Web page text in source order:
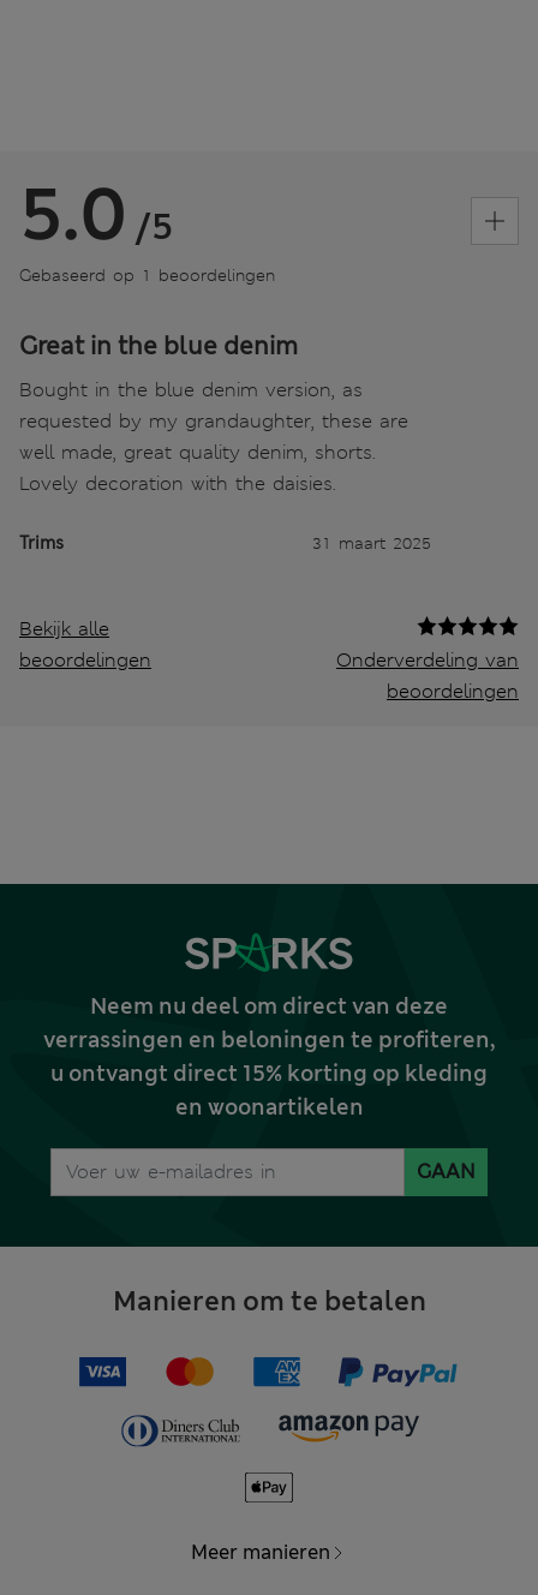
5.0 /5
Gebaseerd op 1 beoordelingen
Great in the blue denim
Bought in the blue denim version, as
requested by my grandaughter, these are
well made, great quality denim, shorts.
Lovely decoration with the daisies.
Trims 31 maart 2025
Bekijk alle
beoordelingen
Onderverdeling van
beoordelingen
Neem nu deel om direct van deze
verrassingen en beloningen te profiteren,
u ontvangt direct 15% korting op kleding
en woonartikelen
GAAN
Manieren om te betalen
Meer manieren